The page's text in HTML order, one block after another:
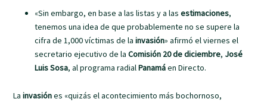
«Sin embargo, en base a las listas y a lasestimaciones,
tenemos una idea de que probablemente no se supere la
cifra de 1,000 víctimas de lainvasión» afirmó el viernes el
secretario ejecutivo de laComisión 20 de diciembre, José
Luis Sosa, al programa radialPanamáen Directo.
Lainvasiónes «quizás el acontecimiento más bochornoso,